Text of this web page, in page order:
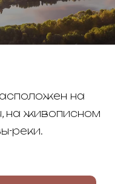
на
на живописном
реки.